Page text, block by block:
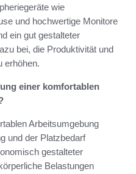
wie
und hochwertige Monitore
ein gut gestalteter
bei, die Produktivität und
erhöhen.
einer komfortablen
Arbeitsumgebung
und der Platzbedarf
gestalteter
Belastungen